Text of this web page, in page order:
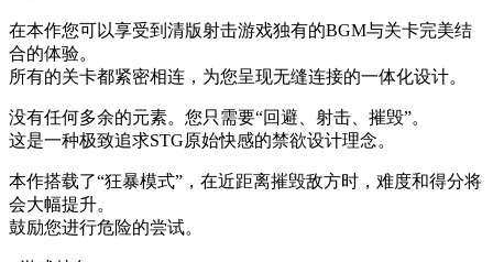
在本作您可以享受到清版射击游戏独有的BGM与关卡完美结
合的体验。
所有的关卡都紧密相连，为您呈现无缝连接的一体化设计。
没有任何多余的元素。您只需要“回避、射击、摧毁”。
这是一种极致追求STG原始快感的禁欲设计理念。
本作搭载了“狂暴模式”，在近距离摧毁敌方时，难度和得分将
会大幅提升。
鼓励您进行危险的尝试。